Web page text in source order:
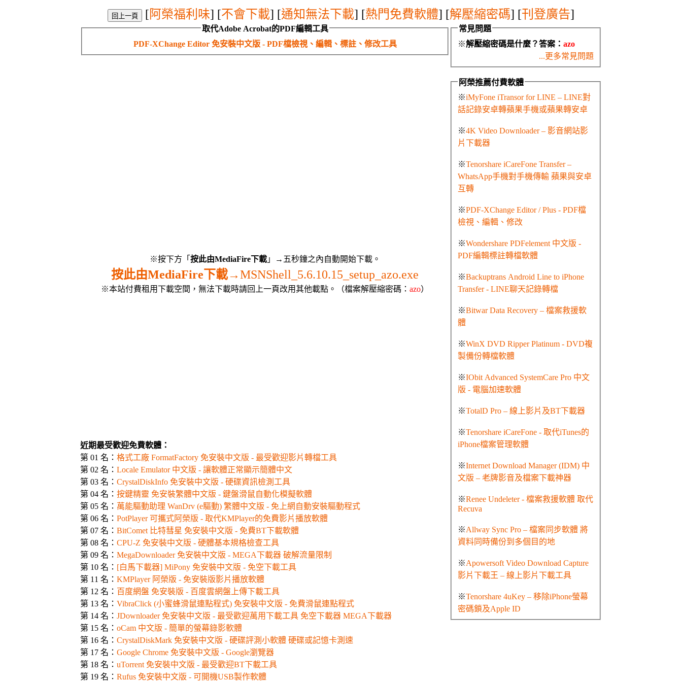
[阿榮福利味] [不會下載] [通知無法下載] [熱門免費軟體] [解壓縮密碼] [刊登廣告]
取代Adobe Acrobat的PDF編輯工具
PDF-XChange Editor 免安裝中文版 - PDF檔檢視、編輯、標註、修改工具
※按下方「 按此由MediaFire下載」→五秒鐘之內自動開始下載。
按此由MediaFire下載→MSNShell_5.6.10.15_setup_azo.exe
※本站付費租用下載空間，無法下載時請回上一頁改用其他載點。（檔案解壓縮密碼： azo）
近期最受歡迎免費軟體：
第 01 名： 格式工廠 FormatFactory 免安裝中文版 - 最受歡迎影片轉檔工具
第 02 名： Locale Emulator 中文版 - 讓軟體正常顯示簡體中文
第 03 名： CrystalDiskInfo 免安裝中文版 - 硬碟資訊檢測工具
第 04 名： 按鍵精靈 免安裝繁體中文版 - 鍵盤滑鼠自動化模擬軟體
第 05 名： 萬能驅動助理 WanDrv (e驅動) 繁體中文版 - 免上網自動安裝驅動程式
第 06 名： PotPlayer 可攜式阿榮版 - 取代KMPlayer的免費影片播放軟體
第 07 名： BitComet 比特彗星 免安裝中文版 - 免費BT下載軟體
第 08 名： CPU-Z 免安裝中文版 - 硬體基本規格檢查工具
第 09 名： MegaDownloader 免安裝中文版 - MEGA下載器 破解流量限制
第 10 名： [白馬下載器] MiPony 免安裝中文版 - 免空下載工具
第 11 名： KMPlayer 阿榮版 - 免安裝版影片播放軟體
第 12 名： 百度網盤 免安裝版 - 百度雲網盤上傳下載工具
第 13 名： VibraClick (小蜜蜂滑鼠連點程式) 免安裝中文版 - 免費滑鼠連點程式
第 14 名： JDownloader 免安裝中文版 - 最受歡迎萬用下載工具 免空下載器 MEGA下載器
第 15 名： oCam 中文版 - 簡單的螢幕錄影軟體
第 16 名： CrystalDiskMark 免安裝中文版 - 硬碟評測小軟體 硬碟或記憶卡測速
第 17 名： Google Chrome 免安裝中文版 - Google瀏覽器
第 18 名： uTorrent 免安裝中文版 - 最受歡迎BT下載工具
第 19 名： Rufus 免安裝中文版 - 可開機USB製作軟體
常見問題
※解壓縮密碼是什麼？答案： azo
...更多常見問題
阿榮推薦付費軟體
※iMyFone iTransor for LINE – LINE對
話記錄安卓轉蘋果手機或蘋果轉安卓
※4K Video Downloader – 影音網站影
片下載器
※Tenorshare iCareFone Transfer –
WhatsApp手機對手機傳輸 蘋果與安卓
互轉
※PDF-XChange Editor / Plus - PDF檔
檢視、編輯、修改
※Wondershare PDFelement 中文版 -
PDF編輯標註轉檔軟體
※Backuptrans Android Line to iPhone
Transfer - LINE聊天記錄轉檔
※Bitwar Data Recovery – 檔案救援軟
體
※WinX DVD Ripper Platinum - DVD複
製備份轉檔軟體
※IObit Advanced SystemCare Pro 中文
版 - 電腦加速軟體
※TotalD Pro – 線上影片及BT下載器
※Tenorshare iCareFone - 取代iTunes的
iPhone檔案管理軟體
※Internet Download Manager (IDM) 中
文版 – 老牌影音及檔案下載神器
※Renee Undeleter - 檔案救援軟體 取代
Recuva
※Allway Sync Pro – 檔案同步軟體 將
資料同時備份到多個目的地
※Apowersoft Video Download Capture
影片下載王 – 線上影片下載工具
※Tenorshare 4uKey – 移除iPhone螢幕
密碼鎖及Apple ID